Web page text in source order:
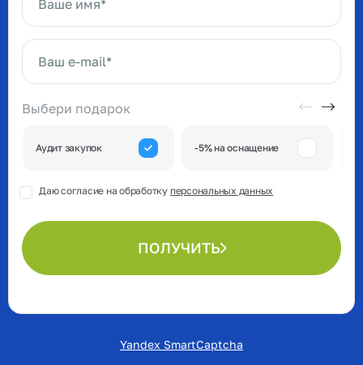
Выбери подарок
Аудит закупок -5% на оснащение
Даю согласие на обработку персональных данных
ПОЛУЧИТЬ
Yandex SmartCaptcha